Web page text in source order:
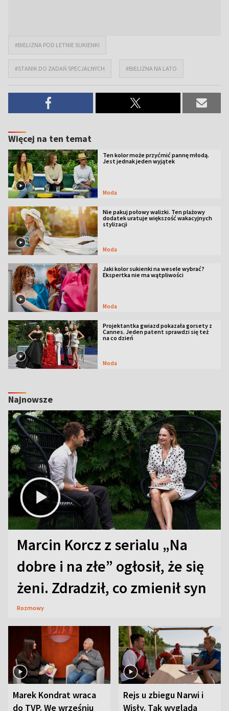
#BIELIZNA POD LETNIE SUKIENKI
#STANIK DO ZADAŃ SPECJALNYCH #BIELIZNA NA LATO
Więcej na ten temat
Ten kolor może przyćmić pannę młodą.
Jest jednak jeden wyjątek
Moda
Nie pakuj połowy walizki. Ten plażowy
dodatek uratuje większość wakacyjnych
stylizacji
Moda
Jaki kolor sukienki na wesele wybrać?
Ekspertka nie ma wątpliwości
Moda
Projektantka gwiazd pokazała gorsety z
Cannes. Jeden patent sprawdzi się też
na co dzień
Moda
Najnowsze
Marcin Korcz z serialu „Na
dobre i na złe” ogłosił, że się
żeni. Zdradził, co zmienił syn
Rozmowy
Marek Kondrat wraca
do TVP. We wrześniu
Rejs u zbiegu Narwi i
Wisły. Tak wygląda